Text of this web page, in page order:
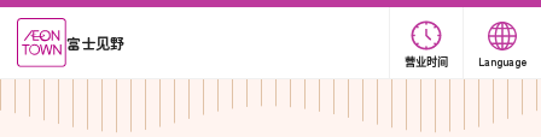
富士见野
营业时间 Language